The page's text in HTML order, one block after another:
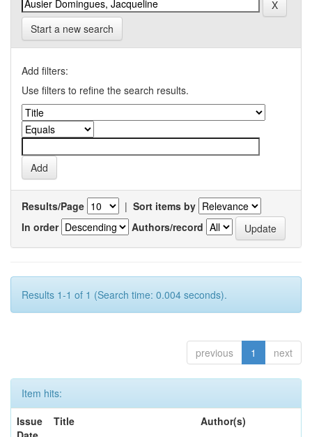
Start a new search
Add filters:
Use filters to refine the search results.
Results/Page | Sort items by
In order
Authors/record
Results 1-1 of 1 (Search time: 0.004 seconds).
previous 1 next
Item hits:
Issue
Title Author(s)